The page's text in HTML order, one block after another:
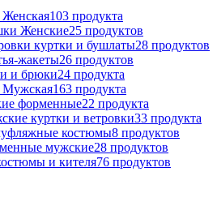
103 продукта
Женские25 продуктов
куртки и бушлаты28 продуктов
жакеты26 продуктов
и брюки24 продукта
Мужская163 продукта
форменные22 продукта
куртки и ветровки33 продукта
костюмы8 продуктов
мужские28 продуктов
и кителя76 продуктов